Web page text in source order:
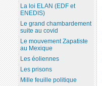
La loi ELAN (EDF et
ENEDIS)
Le grand chambardement
suite au covid
Le mouvement Zapatiste
au Mexique
Les éoliennes
Les prisons
Mille feuille politique